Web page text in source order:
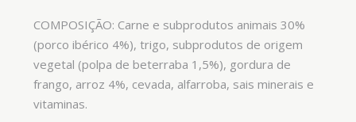
COMPOSIÇÃO: Carne e subprodutos animais 30%
(porco ibérico 4%), trigo, subprodutos de origem
vegetal (polpa de beterraba 1,5%), gordura de
frango, arroz 4%, cevada, alfarroba, sais minerais e
vitaminas.